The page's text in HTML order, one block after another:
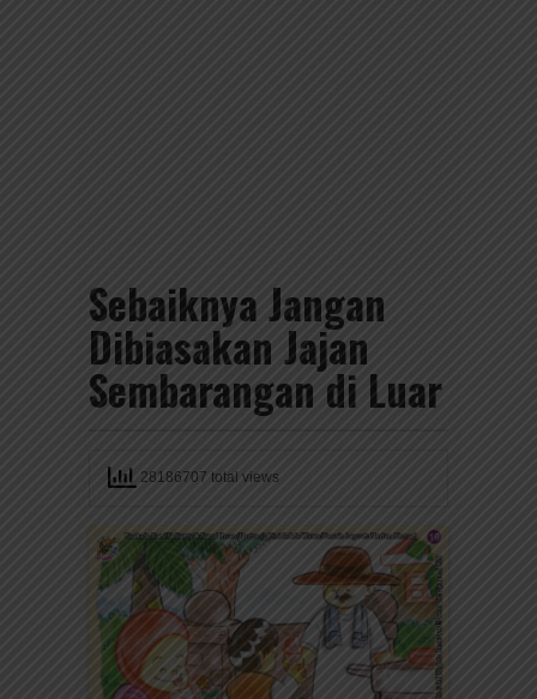
Sebaiknya Jangan
Dibiasakan Jajan
Sembarangan di Luar
28186707 total views